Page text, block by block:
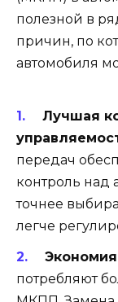
полезной в
причин, по
автомобиля
Лучшая
передач
контроль над
точнее
легче
потребляют